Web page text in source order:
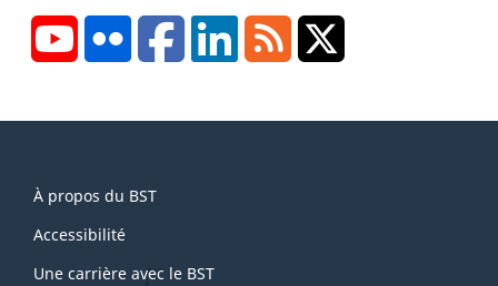
YouTubeFlickr FacebookLinkedInRSS
this
site
À propos du BST
Accessibilité
Une carrière avec le BST